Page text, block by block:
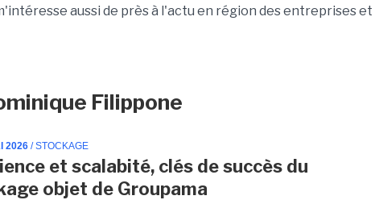
aussi de près à l'actu en région des entreprises et
Filippone
2026 / STOCKAGE
et scalabité, clés de succès du
objet de Groupama